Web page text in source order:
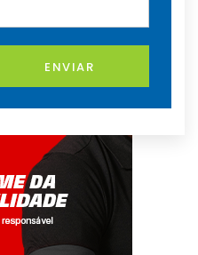
ENVIAR